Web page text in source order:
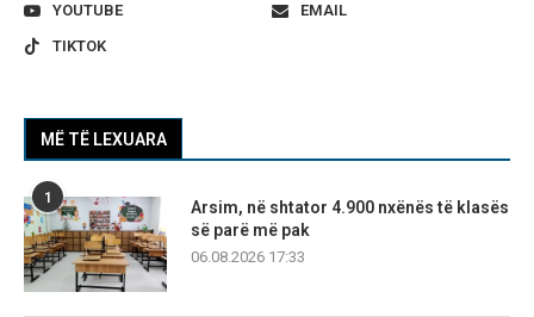
YOUTUBE
EMAIL
TIKTOK
MË TË LEXUARA
1
Arsim, në shtator 4.900 nxënës të klasës
së parë më pak
06.08.2026 17:33